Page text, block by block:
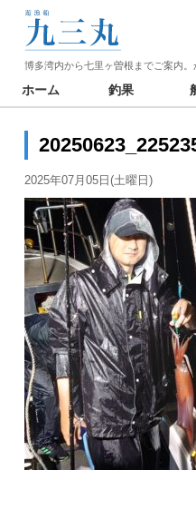
博多湾内から七里ヶ曽根までご案内。
ホーム 釣果
2025年07月05日(土曜日)